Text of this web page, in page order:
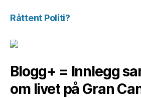
Råttent Politi?
Blogg+ = Innlegg
om livet på Gran